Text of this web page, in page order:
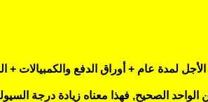
لمدة عام + أوراق الدفع والكمبيالات
الواحد الصحيح, فهذا معناه زيادة درجة